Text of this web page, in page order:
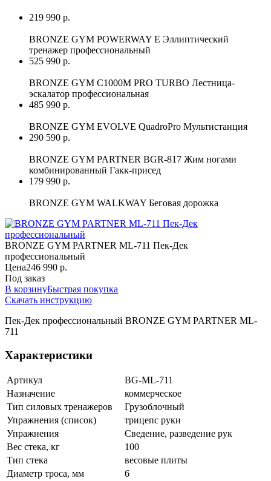
219 990 р.
BRONZE GYM POWERWAY E Эллиптический
тренажер профессиональный
525 990 р.
BRONZE GYM C1000M PRO TURBO Лестница-
эскалатор профессиональная
485 990 р.
BRONZE GYM EVOLVE QuadroPro Мультистанция
290 590 р.
BRONZE GYM PARTNER BGR-817 Жим ногами
комбинированный Гакк-присед
179 990 р.
BRONZE GYM WALKWAY Беговая дорожка
BRONZE GYM PARTNER ML-711 Пек-Дек
профессиональный
Цена246 990 р.
Под заказ
В корзинуБыстрая покупка
Скачать инструкцию
Пек-Дек профессиональный BRONZE GYM PARTNER ML-
711
Характеристики
Артикул
BG-ML-711
Назначение
коммерческое
Тип силовых тренажеров
Грузоблочный
Упражнения (список)
трицепс руки
Упражнения
Сведение, разведение рук
Вес стека, кг
100
Тип стека
весовые плиты
Диаметр троса, мм
6